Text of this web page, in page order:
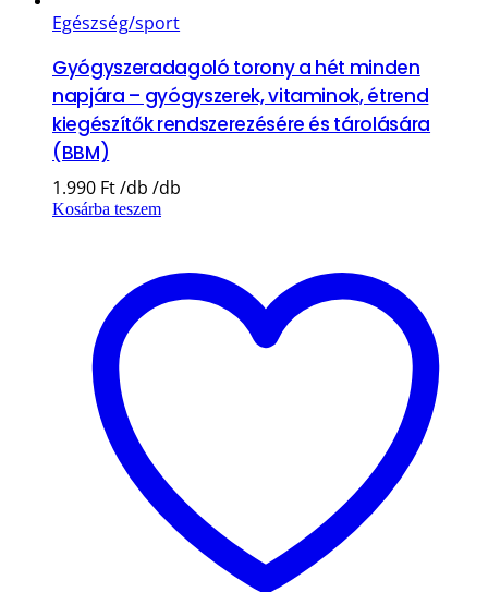
Egészség/sport
Gyógyszeradagoló torony a hét minden
napjára – gyógyszerek, vitaminok, étrend
kiegészítők rendszerezésére és tárolására
(BBM)
1.990 Ft
Kosárba teszem